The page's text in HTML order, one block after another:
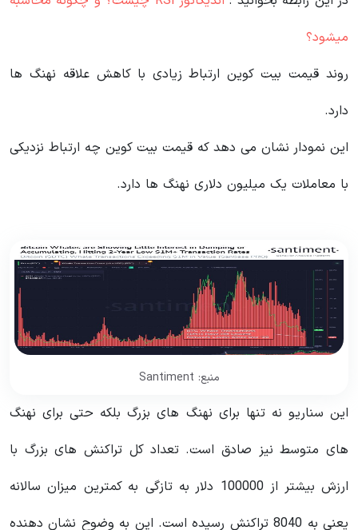
میشود؟
روند قیمت بیت کوین ارتباط زیادی با کاهش علاقه نهنگ ها
دارد.
این نمودار نشان می‌ دهد که قیمت بیت کوین چه ارتباط نزدیکی
با معاملات یک میلیون دلاری نهنگ ها دارد.
منبع: Santiment
این سناریو نه تنها برای نهنگ های بزرگ بلکه حتی برای نهنگ
های متوسط ​​نیز صادق است. تعداد کل تراکنش های بزرگ با
ارزش بیشتر از 100000 دلار به تازگی به کمترین میزان سالانه
یعنی به 8040 تراکنش رسیده است. این به وضوح نشان دهنده